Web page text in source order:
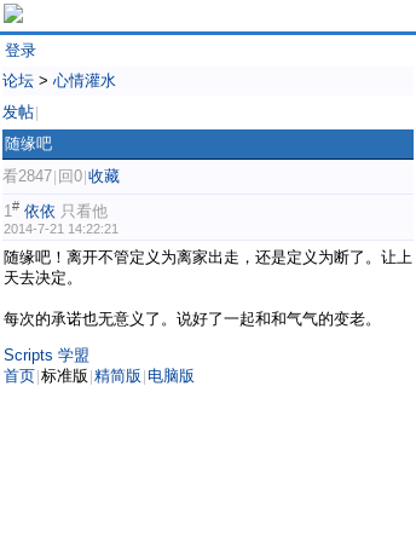
登录
论坛 > 心情灌水
发帖
随缘吧
看2847 回0 收藏
1# 依依 只看他
2014-7-21 14:22:21
随缘吧！离开不管定义为离家出走，还是定义为断了。让上
天去决定。
每次的承诺也无意义了。说好了一起和和气气的变老。
Scripts 学盟
首页 标准版 精简版 电脑版